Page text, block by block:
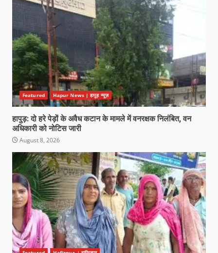
Featured Hapur News | हापुड़ न्यूज़
हापुड़: दो हरे पेड़ों के अवैध कटान के मामले में वनरक्षक निलंबित, वन
अधिकारी को नोटिस जारी
August 8, 2026